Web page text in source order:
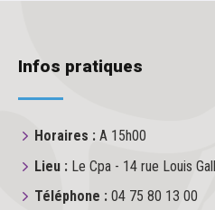
Infos pratiques
Horaires : A 15h00
Lieu : Le Cpa - 14 rue Louis
Téléphone : 04 75 80 13 00